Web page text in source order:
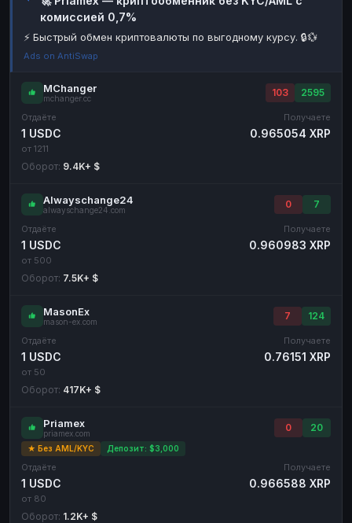
Наличные
Наличные Наличные
комиссией 0,7%
⚡ Быстрый обмен криптовалюты по выгодному курсу. 🔒💱
Ads on AntiSwap
MChanger
mchanger.cc
103 2595
Отдаёте
1 USDC
от 1211
Получаете
0.965054 XRP
Оборот: 9.4K+ $
Alwayschange24
alwayschange24.com
0 7
Отдаёте
1 USDC
от 500
Получаете
0.960983 XRP
Оборот: 7.5K+ $
MasonEx
mason-ex.com
7 124
Отдаёте
1 USDC
от 50
Получаете
0.76151 XRP
Оборот: 417K+ $
Priamex
priamex.com
0 20
★ Без AML/KYC Депозит: $3,000
Отдаёте
1 USDC
от 80
Получаете
0.966588 XRP
Оборот: 1.2K+ $